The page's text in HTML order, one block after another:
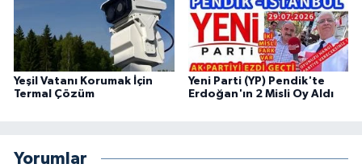
Yeşil Vatanı Korumak İçin
Termal Çözüm
Yeni Parti (YP) Pendik'te
Erdoğan'ın 2 Misli Oy Aldı
Yorumlar